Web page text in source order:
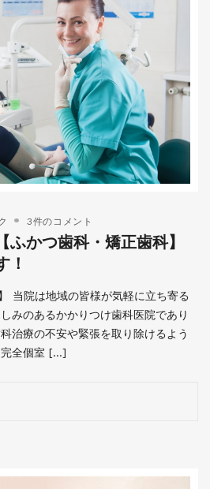
3件のコメント
かつ歯科・矯正歯科】
！
当院は地域の皆様が気軽に立ち寄る
みのあるかかりつけ歯科医院であり
治療の不安や緊張を取り除けるよう
完全個室 […]